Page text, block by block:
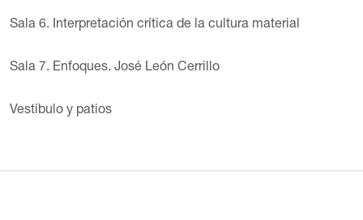
Sala 6. Interpretación crítica de la cultura material
Sala 7. Enfoques. José León Cerrillo
Vestíbulo y patios